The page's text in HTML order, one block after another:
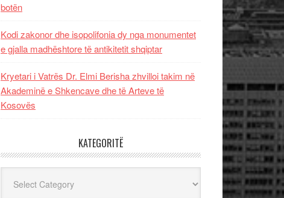
botën
Kodi zakonor dhe isopolifonia dy nga monumentet
e gjalla madhështore të antikitetit shqiptar
Kryetari i Vatrës Dr. Elmi Berisha zhvilloi takim në
Akademinë e Shkencave dhe të Arteve të
Kosovës
KATEGORITË